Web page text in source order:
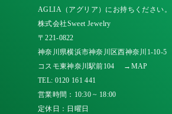
AGLIA（アグリア）にお持ちください。
株式会社Sweet Jewelry
〒221-0822
神奈川県横浜市神奈川区西神奈川1-10-5
コスモ東神奈川駅前104
→MAP
TEL: 0120 161 441
営業時間：10:30 ~ 18:00
定休日：日曜日